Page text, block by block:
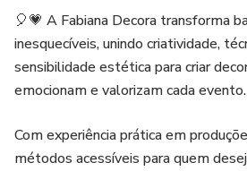
🎈 Dicas práticas para iniciar no
Se você deseja dar o primeiro passo
decoração com balões e transformar
vai te guiar com um método
para iniciantes. 🩷🎈
🎈💗 A Fabiana Decora transforma
inesquecíveis, unindo criatividade,
sensibilidade estética para criar
emocionam e valorizam cada evento.
Com experiência prática em
métodos acessíveis para quem